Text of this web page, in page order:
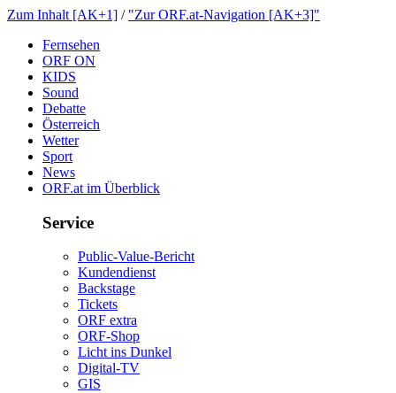
ZumInhalt[AK+1] / "ZurORF.at-Navigation[AK+3]"
Fernsehen
ORFON
KIDS
Sound
Debatte
Österreich
Wetter
Sport
News
ORF.atimÜberblick
Service
Public-Value-Bericht
Kundendienst
Backstage
Tickets
ORFextra
ORF-Shop
LichtinsDunkel
Digital-TV
GIS